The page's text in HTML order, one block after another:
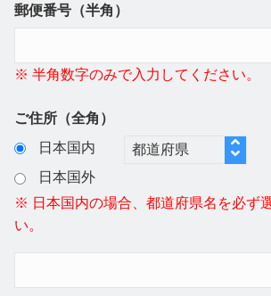
郵便番号（半角）
※ 半角数字のみで入力してください。
ご住所（全角）
日本国内
日本国外
※ 日本国内の場合、都道府県名を必ず
い。